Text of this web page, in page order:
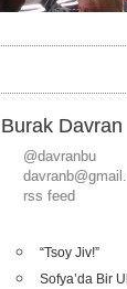
Burak Davran
@davranbu
rss feed
“Tsoy Jiv!”
Sofya’da Bir